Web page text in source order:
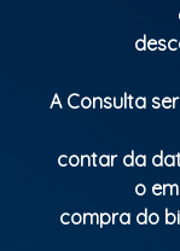
A Consulta
contar da
o
compra do